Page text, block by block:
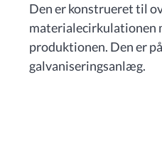
Den er konstrueret til
materialecirkulationen
produktionen. Den er
galvaniseringsanlæg.